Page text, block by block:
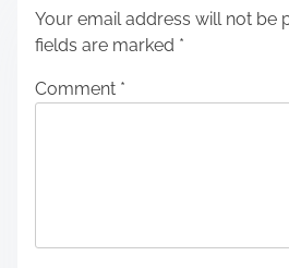
Your email address will not be
fields are marked *
Comment *